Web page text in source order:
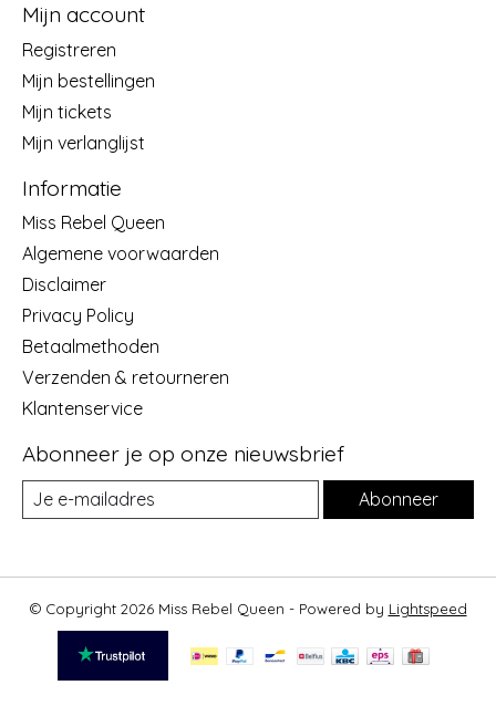
Mijn account
Registreren
Mijn bestellingen
Mijn tickets
Mijn verlanglijst
Informatie
Miss Rebel Queen
Algemene voorwaarden
Disclaimer
Privacy Policy
Betaalmethoden
Verzenden & retourneren
Klantenservice
Abonneer je op onze nieuwsbrief
Abonneer
© Copyright 2026 Miss Rebel Queen - Powered by Lightspeed